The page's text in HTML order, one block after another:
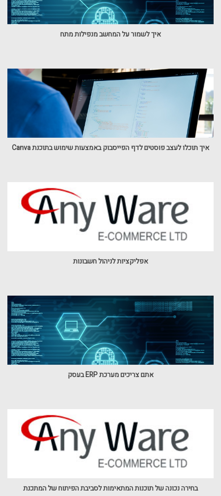
איך לשמור על המחשב מנפילות מתח
איך תוכלו לעצב פוסטים לדף הפייסבוק באמצעות שימוש בתוכנת Canva
אפליקציות לניהול חשבונות
אתם צריכים מערכת ERP בעסק
בחירה נכונה של תוכנות המתאימות לסביבת הפיתוח של המתכנת